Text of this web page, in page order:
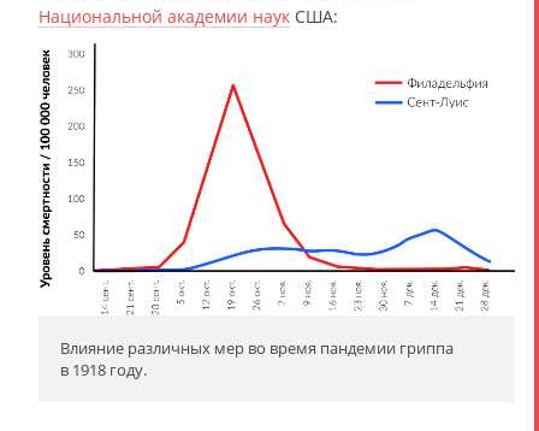
Национальной академии наук США:
Влияние различных мер во время пандемии гриппа
в 1918 году.